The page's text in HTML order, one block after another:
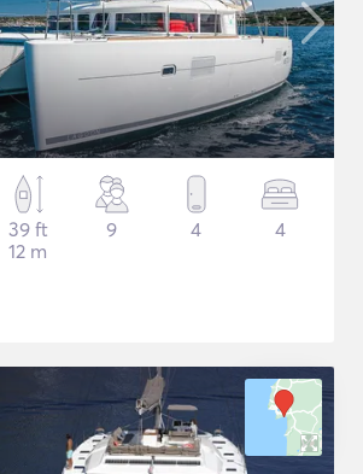
39 ft
12 m
9 4 4